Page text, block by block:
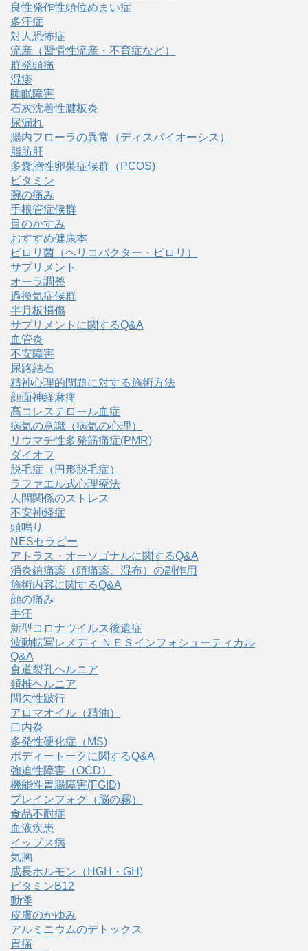
良性発作性頭位めまい症
多汗症
対人恐怖症
流産（習慣性流産・不育症など）
群発頭痛
湿疹
睡眠障害
石灰沈着性腱板炎
尿漏れ
腸内フローラの異常（ディスバイオーシス）
脂肪肝
多嚢胞性卵巣症候群（PCOS)
ビタミン
腕の痛み
手根管症候群
目のかすみ
おすすめ健康本
ピロリ菌（ヘリコバクター・ピロリ）
サプリメント
オーラ調整
過換気症候群
半月板損傷
サプリメントに関するQ&A
血管炎
不安障害
尿路結石
精神心理的問題に対する施術方法
顔面神経麻痺
高コレステロール血症
病気の意識（病気の心理）
リウマチ性多発筋痛症(PMR)
ダイオフ
脱毛症（円形脱毛症）
ラファエル式心理療法
人間関係のストレス
不安神経症
頭鳴り
NESセラピー
アトラス・オーソゴナルに関するQ&A
消炎鎮痛薬（頭痛薬、湿布）の副作用
施術内容に関するQ&A
顔の痛み
手汗
新型コロナウイルス後遺症
波動転写レメディ ＮＥＳインフォシューティカル
Q&A
食道裂孔ヘルニア
頚椎ヘルニア
間欠性跛行
アロマオイル（精油）
口内炎
多発性硬化症（MS)
ボディートークに関するQ&A
強迫性障害（OCD）
機能性胃腸障害(FGID)
ブレインフォグ（脳の霧）
食品不耐症
血液疾患
イップス病
気胸
成長ホルモン（HGH・GH)
ビタミンB12
動悸
皮膚のかゆみ
アルミニウムのデトックス
胃痛